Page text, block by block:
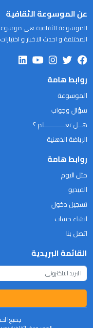
عن الموسوعة الثقافية
الموسوعة الثقافية هى
المختلفة و احدث الاخبار و
روابط هامة
الموسوعة
سؤال وجواب
هــل تعـــــــــــلم ؟
الرياضة الذهنية
روابط هامة
مثل اليوم
الفيديو
تسجيل دخول
انشاء حساب
اتصل بنا
القائمة البريدية
جميع